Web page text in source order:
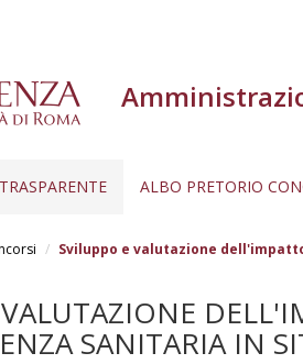
ALBO PRETORIO
Sviluppo e valutazione
SANITARIA IN